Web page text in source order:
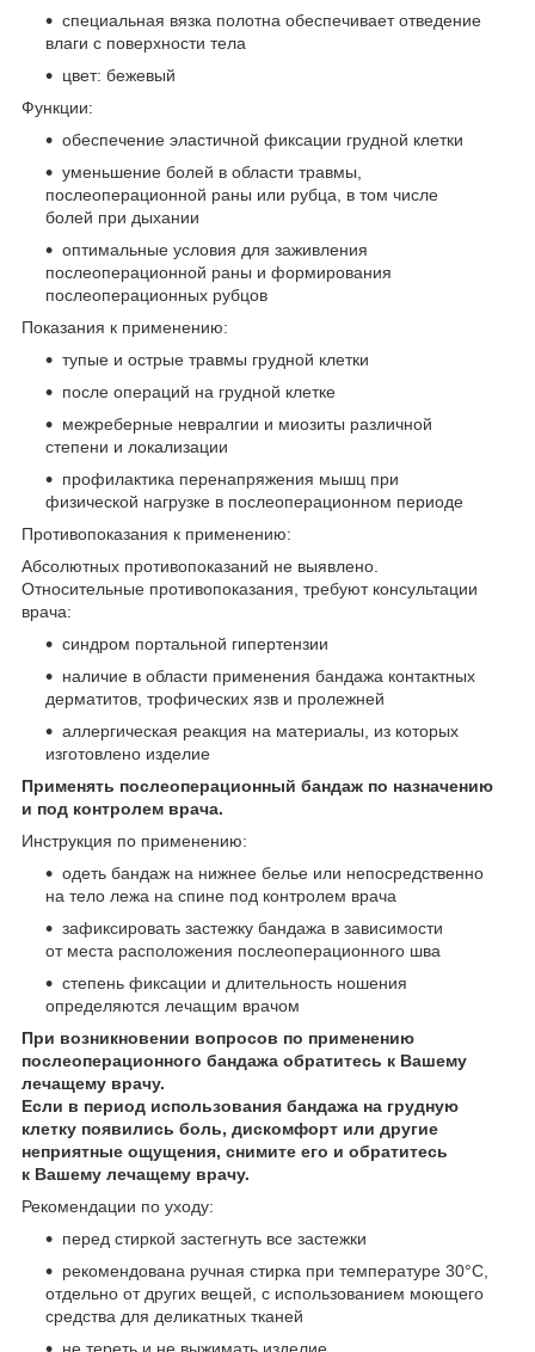
специальная вязка полотна обеспечивает отведение
влаги с поверхности тела
цвет: бежевый
Функции:
обеспечение эластичной фиксации грудной клетки
уменьшение болей в области травмы,
послеоперационной раны или рубца, в том числе
болей при дыхании
оптимальные условия для заживления
послеоперационной раны и формирования
послеоперационных рубцов
Показания к применению:
тупые и острые травмы грудной клетки
после операций на грудной клетке
межреберные невралгии и миозиты различной
степени и локализации
профилактика перенапряжения мышц при
физической нагрузке в послеоперационном периоде
Противопоказания к применению:
Абсолютных противопоказаний не выявлено.
Относительные противопоказания, требуют консультации
врача:
синдром портальной гипертензии
наличие в области применения бандажа контактных
дерматитов, трофических язв и пролежней
аллергическая реакция на материалы, из которых
изготовлено изделие
Применять послеоперационный бандаж по назначению
и под контролем врача.
Инструкция по применению:
одеть бандаж на нижнее белье или непосредственно
на тело лежа на спине под контролем врача
зафиксировать застежку бандажа в зависимости
от места расположения послеоперационного шва
степень фиксации и длительность ношения
определяются лечащим врачом
При возникновении вопросов по применению
послеоперационного бандажа обратитесь к Вашему
лечащему врачу.
Если в период использования бандажа на грудную
клетку появились боль, дискомфорт или другие
неприятные ощущения, снимите его и обратитесь
к Вашему лечащему врачу.
Рекомендации по уходу:
перед стиркой застегнуть все застежки
рекомендована ручная стирка при температуре 30°С,
отдельно от других вещей, с использованием моющего
средства для деликатных тканей
не тереть и не выжимать изделие